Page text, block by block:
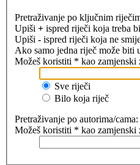
Pretraživanje po ključnim
Upiši + ispred riječi koja treba
Upiši - ispred riječi koja ne
Ako samo jedna riječ može biti
Možeš koristiti * kao zamjenski
Sve riječi
Bilo koja riječ
Pretraživanje po autorima/cama:
Možeš koristiti * kao zamjenski